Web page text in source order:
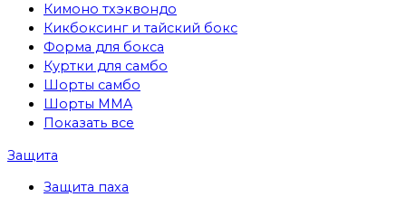
Кимоно тхэквондо
Кикбоксинг и тайский бокс
Форма для бокса
Куртки для самбо
Шорты самбо
Шорты MMA
Показать все
Защита
Защита паха